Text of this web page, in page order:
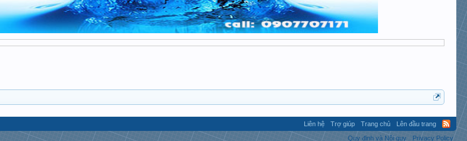
Liên hệ Trợ giúp Trang chủ
Lên đầu trang
Quy định và Nội quy
Privacy Policy